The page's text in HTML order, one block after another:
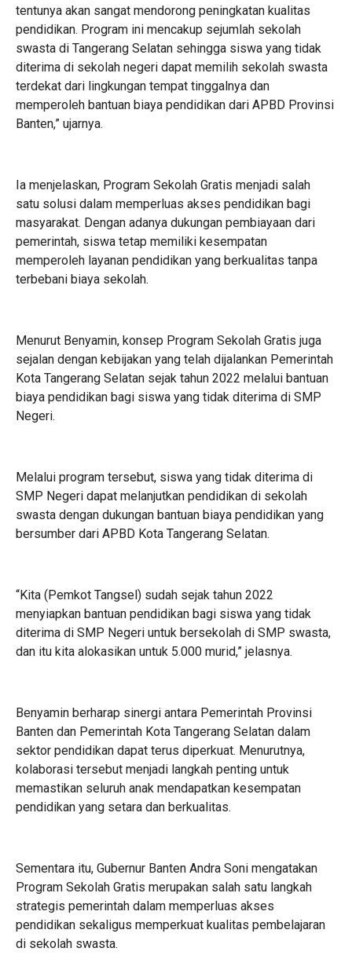
tentunya akan sangat mendorong peningkatan kualitas
pendidikan. Program ini mencakup sejumlah sekolah
swasta di Tangerang Selatan sehingga siswa yang tidak
diterima di sekolah negeri dapat memilih sekolah swasta
terdekat dari lingkungan tempat tinggalnya dan
memperoleh bantuan biaya pendidikan dari APBD Provinsi
Banten,” ujarnya.
Ia menjelaskan, Program Sekolah Gratis menjadi salah
satu solusi dalam memperluas akses pendidikan bagi
masyarakat. Dengan adanya dukungan pembiayaan dari
pemerintah, siswa tetap memiliki kesempatan
memperoleh layanan pendidikan yang berkualitas tanpa
terbebani biaya sekolah.
Menurut Benyamin, konsep Program Sekolah Gratis juga
sejalan dengan kebijakan yang telah dijalankan Pemerintah
Kota Tangerang Selatan sejak tahun 2022 melalui bantuan
biaya pendidikan bagi siswa yang tidak diterima di SMP
Negeri.
Melalui program tersebut, siswa yang tidak diterima di
SMP Negeri dapat melanjutkan pendidikan di sekolah
swasta dengan dukungan bantuan biaya pendidikan yang
bersumber dari APBD Kota Tangerang Selatan.
“Kita (Pemkot Tangsel) sudah sejak tahun 2022
menyiapkan bantuan pendidikan bagi siswa yang tidak
diterima di SMP Negeri untuk bersekolah di SMP swasta,
dan itu kita alokasikan untuk 5.000 murid,” jelasnya.
Benyamin berharap sinergi antara Pemerintah Provinsi
Banten dan Pemerintah Kota Tangerang Selatan dalam
sektor pendidikan dapat terus diperkuat. Menurutnya,
kolaborasi tersebut menjadi langkah penting untuk
memastikan seluruh anak mendapatkan kesempatan
pendidikan yang setara dan berkualitas.
Sementara itu, Gubernur Banten Andra Soni mengatakan
Program Sekolah Gratis merupakan salah satu langkah
strategis pemerintah dalam memperluas akses
pendidikan sekaligus memperkuat kualitas pembelajaran
di sekolah swasta.